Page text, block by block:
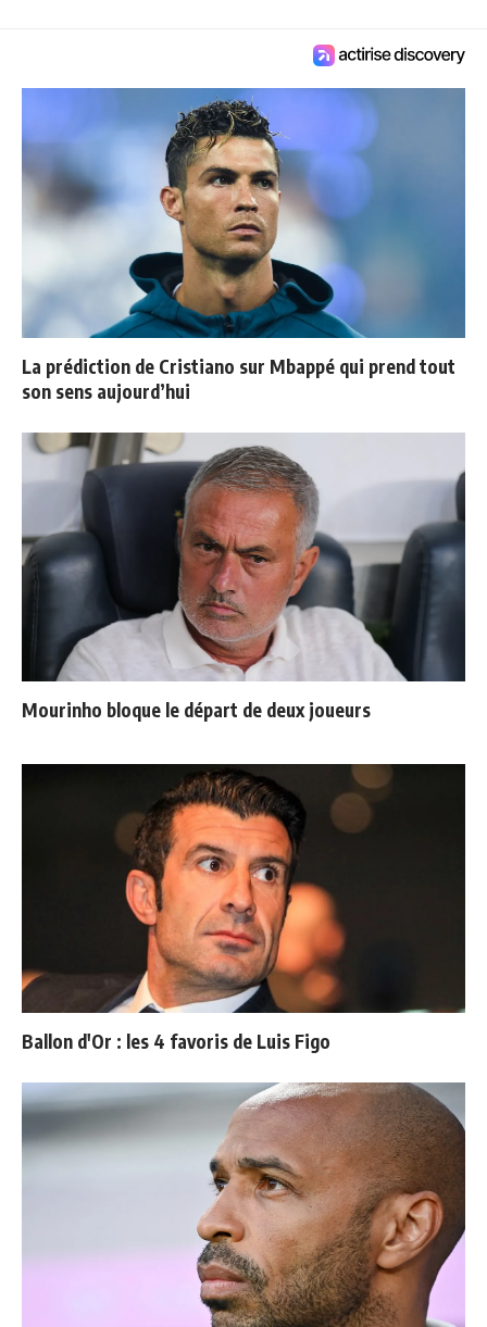
La prédiction de Cristiano sur Mbappé qui prend tout
son sens aujourd’hui
Mourinho bloque le départ de deux joueurs
Ballon d'Or : les 4 favoris de Luis Figo